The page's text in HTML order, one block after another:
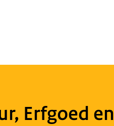
Erfgoed en